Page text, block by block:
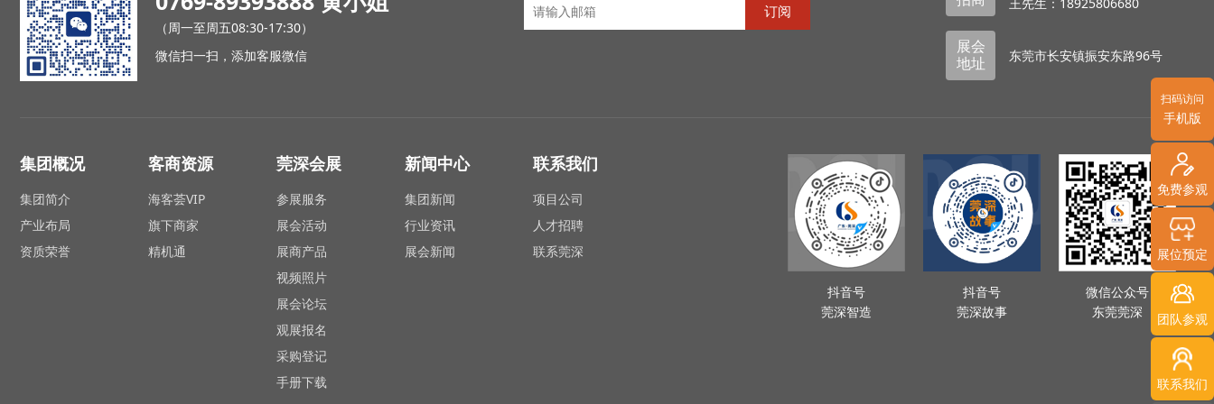
（周一至周五08:30-17:30）
微信扫一扫，添加客服微信
订阅
展会
地址
东莞市长安镇振安东路96号
集团概况
集团简介
产业布局
资质荣誉
客商资源
海客荟VIP
旗下商家
精机通
莞深会展
参展服务
展会活动
展商产品
视频照片
展会论坛
观展报名
采购登记
手册下载
新闻中心
集团新闻
行业资讯
展会新闻
联系我们
项目公司
人才招聘
联系莞深
抖音号
莞深智造
抖音号
莞深故事
微信公众号
东莞莞深
扫码访问
手机版
免费参观
展位预定
团队参观
联系我们